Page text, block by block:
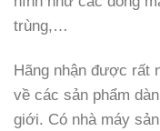
trùng,…
Hãng nhận được rất
về các sản phẩm
giới. Có nhà máy